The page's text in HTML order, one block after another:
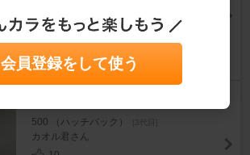
25
1
500 （ハッチバック）
カオル君さん
会員登録をして使う